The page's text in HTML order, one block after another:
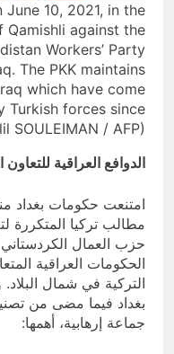
10, 2021, in the
against the
Workers’ Party
The PKK maintains
which have come
Turkish forces since
SOULEIMAN / AFP)
الدوافع العراقية للتعاون
مطالب تركيا المتكررة
حزب العمال
الحكومات العراقية
التركية في شمال
بغداد فيما مضى من
جماعة إرهابية، أهمها: